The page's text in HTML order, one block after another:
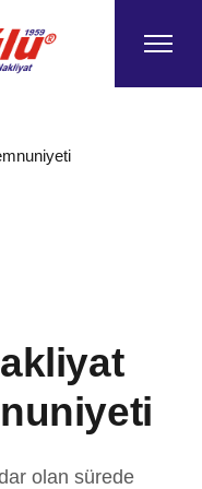
olan sürede